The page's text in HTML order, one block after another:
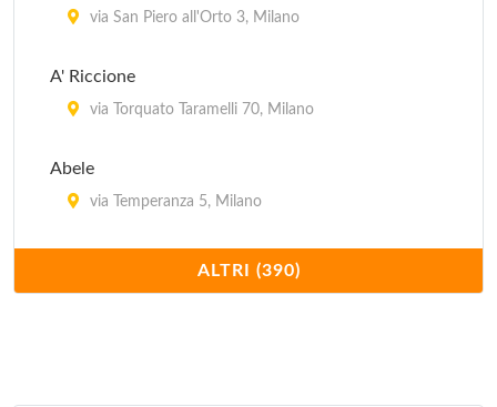
via San Piero all'Orto 3, Milano
A' Riccione
via Torquato Taramelli 70, Milano
Abele
via Temperanza 5, Milano
piazza della Repubblica 17, Milano
ALTRI (390)